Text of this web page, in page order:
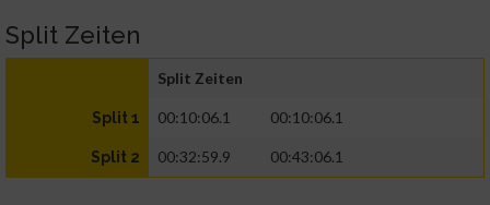
Split Zeiten
Split Zeiten
Split 1 00:10:06.1 00:10:06.1
Split 2 00:32:59.9 00:43:06.1